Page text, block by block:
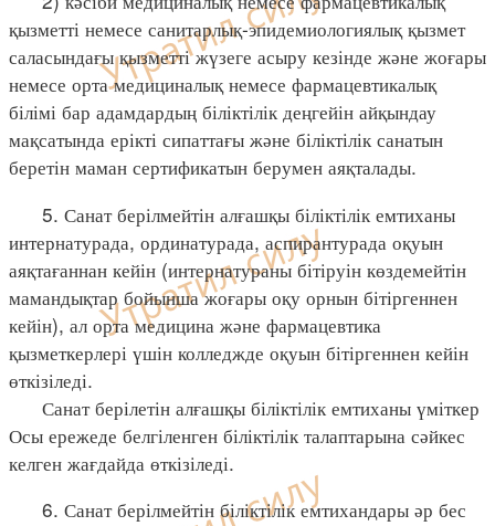
қызметті немесе санитарлық-эпидемиологиялық қызмет
саласындағы қызметті жүзеге асыру кезінде және жоғары
немесе орта медициналық немесе фармацевтикалық
білімі бар адамдардың біліктілік деңгейін айқындау
мақсатында ерікті сипаттағы және біліктілік санатын
беретін маман сертификатын берумен аяқталады.
5. Санат берілмейтін алғашқы біліктілік емтиханы
интернатурада, ординатурада, аспирантурада оқуын
аяқтағаннан кейін (интернатураны бітіруін көздемейтін
мамандықтар бойынша жоғары оқу орнын бітіргеннен
кейін), ал орта медицина және фармацевтика
қызметкерлері үшін колледжде оқуын бітіргеннен кейін
өткізіледі.
Санат берілетін алғашқы біліктілік емтиханы үміткер
Осы ережеде белгіленген біліктілік талаптарына сәйкес
келген жағдайда өткізіледі.
6. Санат берілмейтін біліктілік емтихандары әр бес